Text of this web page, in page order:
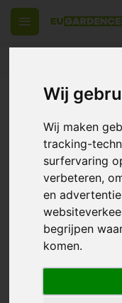
Wij
Wij maken
tracking-
surfervaring
verbeteren,
en
begrijpen
komen.
Back
Barrel
0/10 (0